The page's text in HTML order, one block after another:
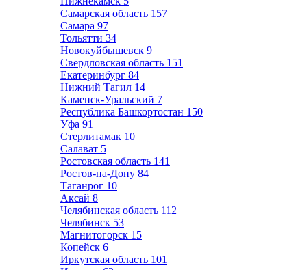
Самарская область 157
Самара 97
Тольятти 34
Новокуйбышевск 9
Свердловская область 151
Екатеринбург 84
Нижний Тагил 14
Каменск-Уральский 7
Республика Башкортостан 150
Уфа 91
Стерлитамак 10
Салават 5
Ростовская область 141
Ростов-на-Дону 84
Таганрог 10
Аксай 8
Челябинская область 112
Челябинск 53
Магнитогорск 15
Копейск 6
Иркутская область 101